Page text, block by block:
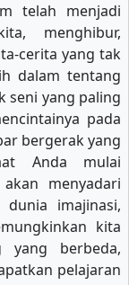
telah menjadi
menghibur,
cerita yang tak
dalam tentang
seni yang paling
pada
bergerak yang
Anda mulai
menyadari
imajinasi,
kita
berbeda,
pelajaran